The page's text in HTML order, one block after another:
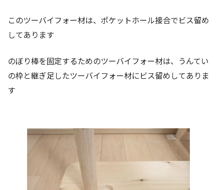
このツーバイフォー材は、ポケットホール接合でビス留め
してあります
のぼり棒を固定するためのツーバイフォー材は、うんてい
の枠と継ぎ足したツーバイフォー材にビス留めしてありま
す